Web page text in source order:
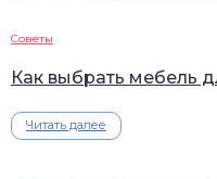
Советы
Как выбрать мебель
Читать далее